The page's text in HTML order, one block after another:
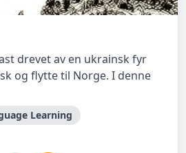
drevet av en ukrainsk fyr
og flytte til Norge. I denne
Learning